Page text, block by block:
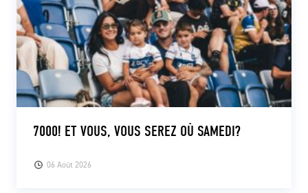
CONTACT
ACTUALITÉS
LS E-SHOP
06 Août 2026
7000! ET VOUS, VOUS SEREZ OÙ SAMEDI?